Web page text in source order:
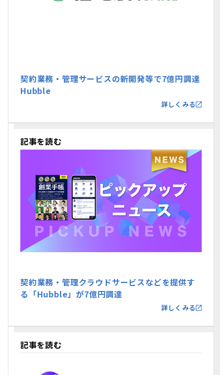
契約業務・管理サービスの新開発等で7億円調達
Hubble
詳しくみる
記事を読む
契約業務・管理クラウドサービスなどを提供す
る「Hubble」が7億円調達
詳しくみる
記事を読む